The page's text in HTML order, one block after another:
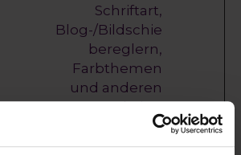
Schriftart,
Blog-/Bildschie
bereglern,
Farbthemen
und anderen
Website-
Einstellungen
bei.